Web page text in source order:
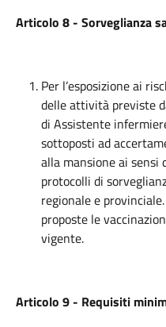
Articolo 8 - Sorveglianza
Per l’esposizione ai
delle attività previste
di Assistente
sottoposti ad
alla mansione ai sensi
protocolli di
regionale e
proposte le
vigente.
Articolo 9 - Requisiti